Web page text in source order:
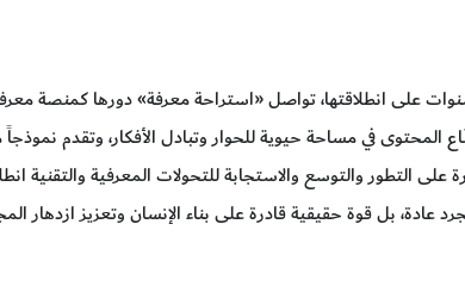
وبعد أكثر من 10 سنوات على انطلاقتها، تواصل «استراحة معرفة» دورها كمنصة
المحتوى في مساحة حيوية للحوار وتبادل الأفكار، وتقدم
على التطور والتوسع والاستجابة للتحولات المعرفية والتقنية
عادة، بل قوة حقيقية قادرة على بناء الإنسان وتعزيز ازدهار